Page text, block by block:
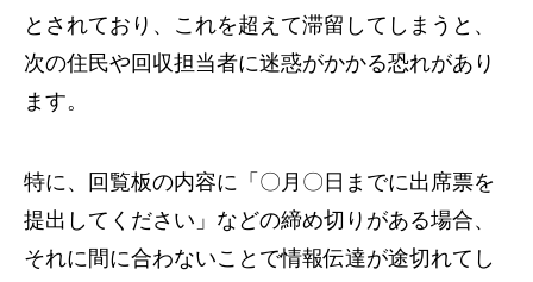
とされており、これを超えて滞留してしまうと、
次の住民や回収担当者に迷惑がかかる恐れがあり
ます。
特に、回覧板の内容に「〇月〇日までに出席票を
提出してください」などの締め切りがある場合、
それに間に合わないことで情報伝達が途切れてし